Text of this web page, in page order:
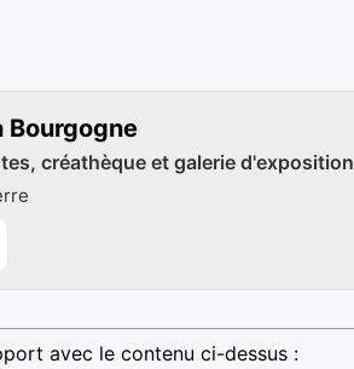
Bourgogne
créathèque et galerie d'exposition
avec le contenu ci-dessus :